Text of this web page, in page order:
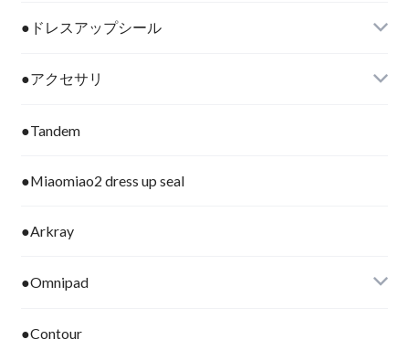
●ドレスアップシール
●アクセサリ
●Tandem
●Miaomiao2 dress up seal
●Arkray
●Omnipad
●Contour